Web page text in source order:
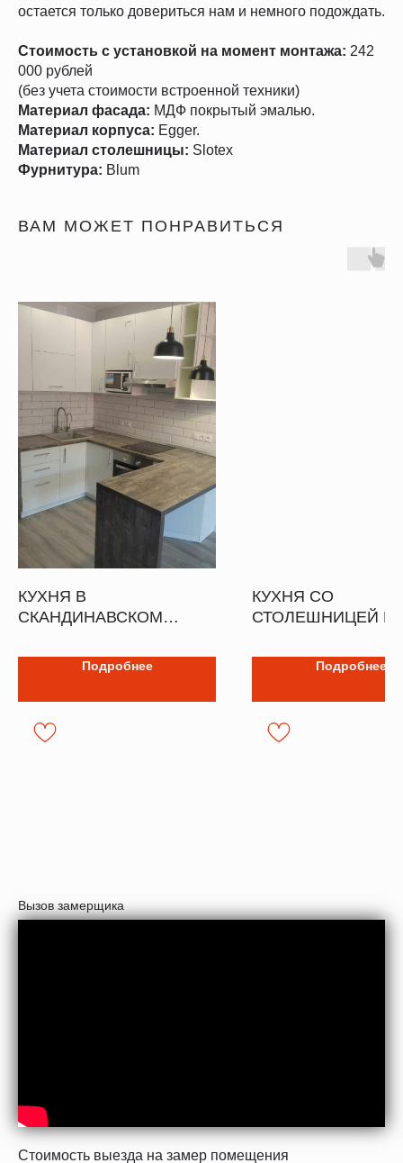
остается только довериться нам и немного подождать.
Стоимость с установкой на момент монтажа: 242
000 рублей
(без учета стоимости встроенной техники)
Материал фасада: МДФ покрытый эмалью.
Материал корпуса: Egger.
Материал столешницы: Slotex
Фурнитура: Blum
ВАМ МОЖЕТ ПОНРАВИТЬСЯ
КУХНЯ В
СКАНДИНАВСКОМ
Подробнее
КУХНЯ СО
СТОЛЕШНИЦЕЙ
Подробнее
Вызов замерщика
Стоимость выезда на замер помещения